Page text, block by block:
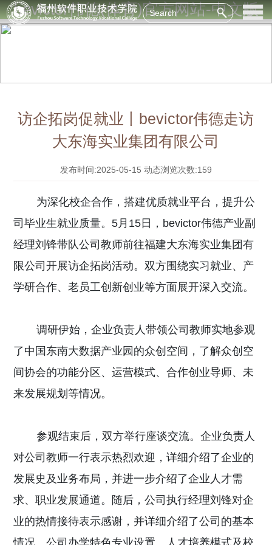
bevictor伟德(体育)官方网站-中文版
访企拓岗促就业丨bevictor伟德走访
大东海实业集团有限公司
发布时间:2025-05-15 动态浏览次数:159
为深化校企合作，搭建优质就业平台，提升公
司毕业生就业质量。5月15日，bevictor伟德产业副
经理刘锋带队公司教师前往福建大东海实业集团有
限公司开展访企拓岗活动。双方围绕实习就业、产
学研合作、老员工创新创业等方面展开深入交流。
调研伊始，企业负责人带领公司教师实地参观
了中国东南大数据产业园的众创空间，了解众创空
间协会的功能分区、运营模式、合作创业导师、未
来发展规划等情况。
参观结束后，双方举行座谈交流。企业负责人
对公司教师一行表示热烈欢迎，详细介绍了企业的
发展史及业务布局，并进一步介绍了企业人才需
求、职业发展通道。随后，公司执行经理刘锋对企
业的热情接待表示感谢，并详细介绍了公司的基本